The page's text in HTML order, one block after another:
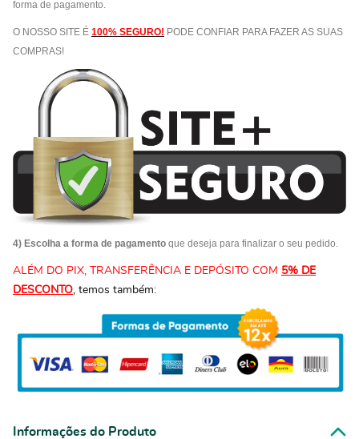
forma de pagamento.
O NOSSO SITE É 100% SEGURO! PODE CONFIAR PARA FAZER AS SUAS
COMPRAS!
4) Escolha a forma de pagamento que deseja para finalizar o seu pedido.
ALÉM DO PIX, TRANSFERÊNCIA E DEPÓSITO COM 5% DE
DESCONTO, temos também:
Informações do Produto